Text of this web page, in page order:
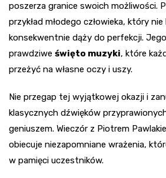
poszerza granice swoich możliwości.
przykład młodego człowieka, który
konsekwentnie dąży do perfekcji.
prawdziwe święto muzyki, które
przeżyć na własne oczy i uszy.
Nie przegap tej wyjątkowej okazji i
klasycznych dźwięków
geniuszem. Wieczór z Piotrem
obiecuje niezapomniane wrażenia,
w pamięci uczestników.